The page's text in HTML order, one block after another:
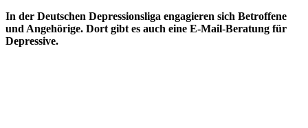
In der Deutschen Depressionsliga engagieren sich Betroffene
und Angehörige. Dort gibt es auch eine E-Mail-Beratung für
Depressive.